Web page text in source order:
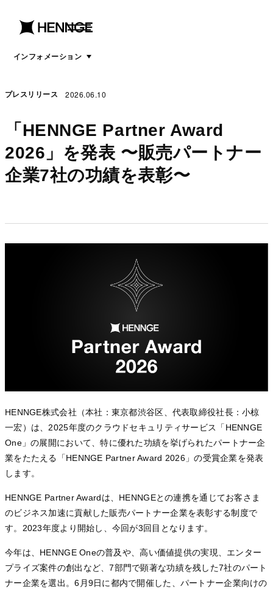
menu
open
インフォメーションmenu
プレスリリース 2026.06.10
「HENNGE Partner Award
2026」を発表 〜販売パートナー
企業7社の功績を表彰〜
HENNGE株式会社（本社：東京都渋谷区、代表取締役社長：小椋
一宏）は、2025年度のクラウドセキュリティサービス「HENNGE
One」の展開において、特に優れた功績を挙げられたパートナー企
業をたたえる「HENNGE Partner Award 2026」の受賞企業を発表
します。
HENNGE Partner Awardは、HENNGEとの連携を通じてお客さま
のビジネス加速に貢献した販売パートナー企業を表彰する制度で
す。2023年度より開始し、今回が3回目となります。
今年は、HENNGE Oneの普及や、高い価値提供の実現、エンター
プライズ案件の創出など、7部門で顕著な功績を残した7社のパート
ナー企業を選出。6月9日に都内で開催した、パートナー企業向けの